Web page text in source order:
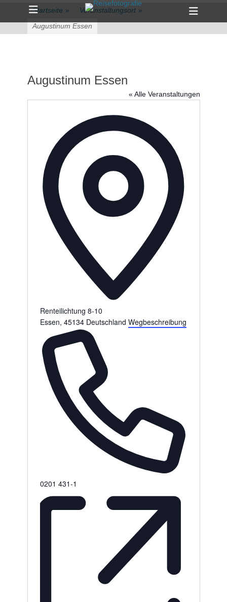
zum
Inhalt
überspringen
Primärmenü
Toggle
Startseite » Veranstaltungsort »
Augustinum Essen
Augustinum Essen
« Alle Veranstaltungen
Renteilichtung 8-10
Essen, 45134 Deutschland Wegbeschreibung
Telefon
0201 431-1